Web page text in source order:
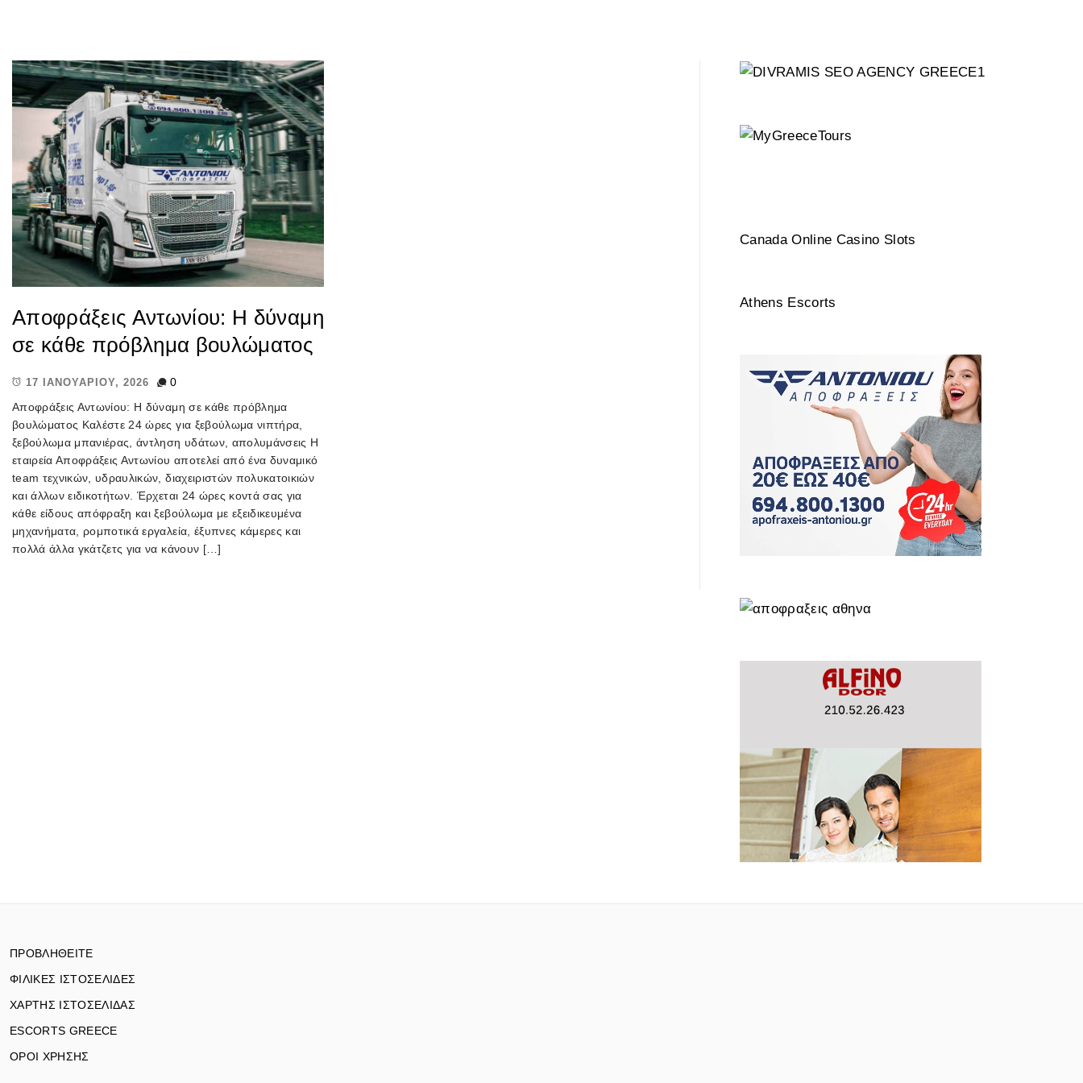
Αποφράξεις Αντωνίου: Η δύναμη
σε κάθε πρόβλημα βουλώματος
17 ΙΑΝΟΥΑΡΊΟΥ, 2026
0
Αποφράξεις Αντωνίου: Η δύναμη σε κάθε πρόβλημα
βουλώματος Καλέστε 24 ώρες για ξεβούλωμα νιπτήρα,
ξεβούλωμα μπανιέρας, άντληση υδάτων, απολυμάνσεις Η
εταιρεία Αποφράξεις Αντωνίου αποτελεί από ένα δυναμικό
team τεχνικών, υδραυλικών, διαχειριστών πολυκατοικιών
και άλλων ειδικοτήτων. Έρχεται 24 ώρες κοντά σας για
κάθε είδους απόφραξη και ξεβούλωμα με εξειδικευμένα
μηχανήματα, ρομποτικά εργαλεία, έξυπνες κάμερες και
πολλά άλλα γκάτζετς για να κάνουν […]
Canada Online Casino Slots
Athens Escorts
ΠΡΟΒΛΗΘΕΙΤΕ
ΦΙΛΙΚΕΣ ΙΣΤΟΣΕΛΙΔΕΣ
ΧΑΡΤΗΣ ΙΣΤΟΣΕΛΙΔΑΣ
ESCORTS GREECE
ΟΡΟΙ ΧΡΗΣΗΣ